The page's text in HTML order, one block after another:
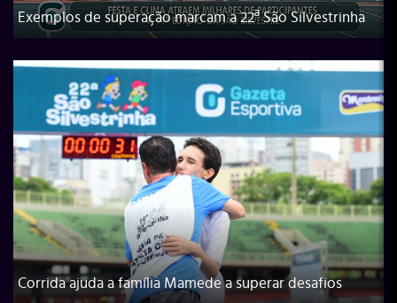
Exemplos de superação marcam a 22ª São Silvestrinha
Corrida ajuda a família Mamede a superar desafios